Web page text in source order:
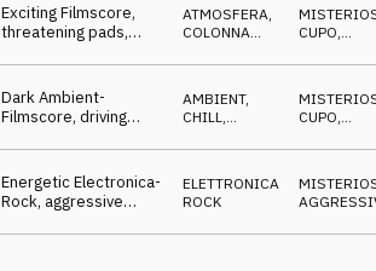
Exciting Filmscore,
threatening pads,
mysterious atmo
ATMOSFERA
COLONNA
CUPO
Dark Ambient-
Filmscore, driving
calm before the
storm
AMBIENT,
CHILL
SONORA
CUPO
Energetic Electronica-
Rock, aggressive
epical atmo
ELETTRONICA
ROCK